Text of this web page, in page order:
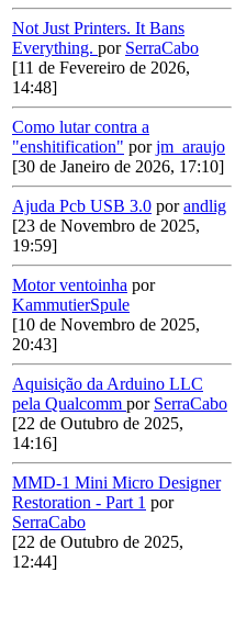
Not Just Printers. It Bans
Everything. por SerraCabo
[11 de Fevereiro de 2026,
14:48]
Como lutar contra a
"enshitification" porjm_araujo
[30 de Janeiro de 2026, 17:10]
Ajuda Pcb USB 3.0 porandlig
[23 de Novembro de 2025,
19:59]
Motor ventoinha por
KammutierSpule
[10 de Novembro de 2025,
20:43]
Aquisição da Arduino LLC
pela Qualcomm por SerraCabo
[22 de Outubro de 2025,
14:16]
MMD-1 Mini Micro Designer
Restoration - Part 1 por
SerraCabo
[22 de Outubro de 2025,
12:44]